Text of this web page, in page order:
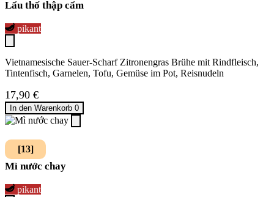
Lẩu thố thập cẩm
pikant
Vietnamesische Sauer-Scharf Zitronengras Brühe mit Rindfleisch,
Tintenfisch, Garnelen, Tofu, Gemüse im Pot, Reisnudeln
17,90 €
In den Warenkorb 0
[13]
Mì nước chay
pikant